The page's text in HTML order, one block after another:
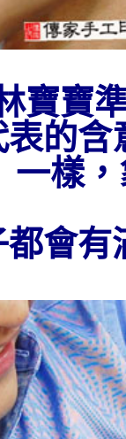
寶寶
的含
一樣
會